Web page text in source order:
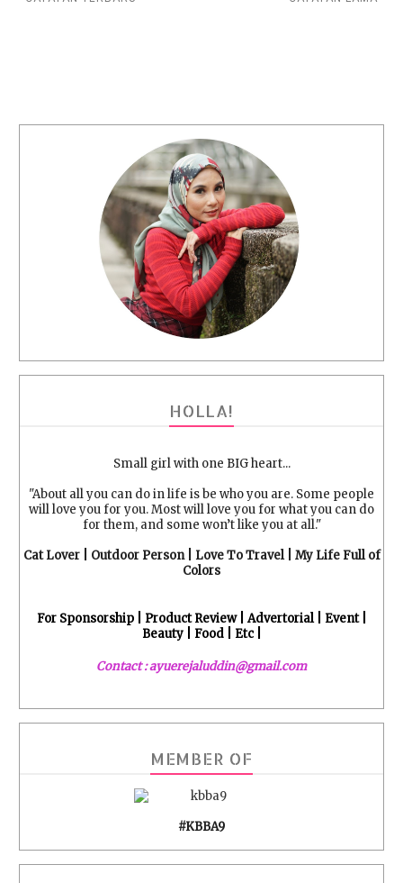
HOLLA!
Small girl with one BIG heart...
"About all you can do in life is be who you are. Some people
will love you for you. Most will love you for what you can do
for them, and some won’t like you at all."
Cat Lover | Outdoor Person | Love To Travel | My Life Full of
Colors
For Sponsorship | Product Review | Advertorial | Event |
Beauty | Food | Etc |
Contact : ayuerejaluddin@gmail.com
MEMBER OF
#KBBA9